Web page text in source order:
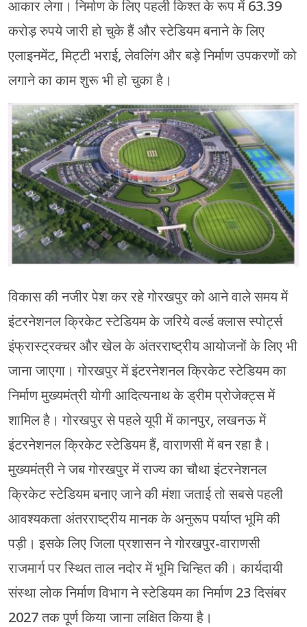
आकार लेगा। निर्माण के लिए पहली किश्त के रूप में 63.39
करोड़ रुपये जारी हो चुके हैं और स्टेडियम बनाने के लिए
एलाइनमेंट, मिट्टी भराई, लेवलिंग और बड़े निर्माण उपकरणों को
लगाने का काम शुरू भी हो चुका है।
विकास की नजीर पेश कर रहे गोरखपुर को आने वाले समय में
इंटरनेशनल क्रिकेट स्टेडियम के जरिये वर्ल्ड क्लास स्पोर्ट्स
इंफ्रास्ट्रक्चर और खेल के अंतरराष्ट्रीय आयोजनों के लिए भी
जाना जाएगा। गोरखपुर में इंटरनेशनल क्रिकेट स्टेडियम का
निर्माण मुख्यमंत्री योगी आदित्यनाथ के ड्रीम प्रोजेक्ट्स में
शामिल है। गोरखपुर से पहले यूपी में कानपुर, लखनऊ में
इंटरनेशनल क्रिकेट स्टेडियम हैं, वाराणसी में बन रहा है।
मुख्यमंत्री ने जब गोरखपुर में राज्य का चौथा इंटरनेशनल
क्रिकेट स्टेडियम बनाए जाने की मंशा जताई तो सबसे पहली
आवश्यकता अंतरराष्ट्रीय मानक के अनुरूप पर्याप्त भूमि की
पड़ी। इसके लिए जिला प्रशासन ने गोरखपुर-वाराणसी
राजमार्ग पर स्थित ताल नदोर में भूमि चिन्हित की। कार्यदायी
संस्था लोक निर्माण विभाग ने स्टेडियम का निर्माण 23 दिसंबर
2027 तक पूर्ण किया जाना लक्षित किया है।